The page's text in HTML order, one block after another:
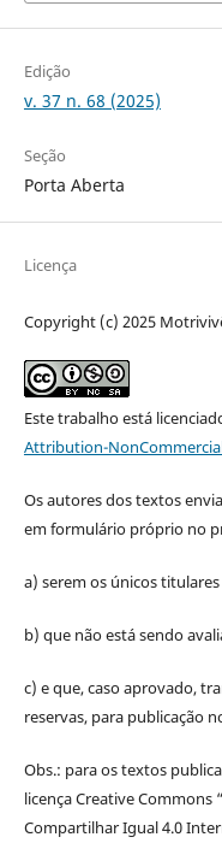
Edição
v. 37 n. 68 (2025)
Seção
Porta Aberta
Licença
Copyright (c) 2025
Este trabalho está
Attribution-
Os autores dos textos
em formulário próprio no
a) serem os únicos
b) que não está sendo
c) e que, caso aprovado,
reservas, para publicação
Obs.: para os textos
licença Creative Commons
Compartilhar Igual 4.0